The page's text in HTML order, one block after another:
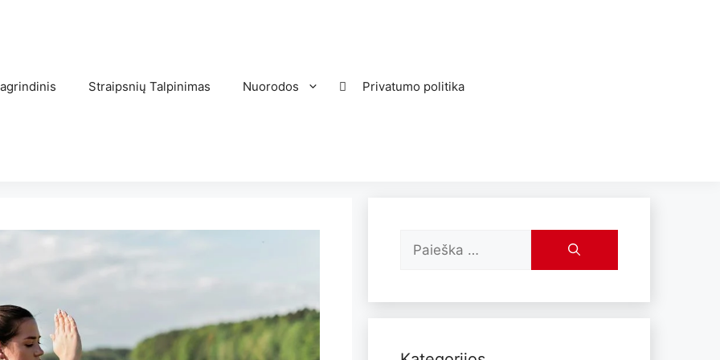
Straipsnių Talpinimas Nuorodos Privatumo politika